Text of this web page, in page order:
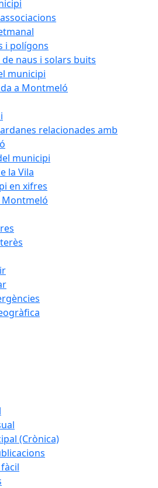
i polígons
naus i solars buits
municipi
a Montmeló
relacionades amb
municipi
la Vila
en xifres
Montmeló
(Crònica)